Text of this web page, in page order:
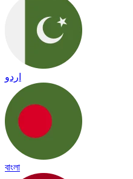
اردو
বাংলা